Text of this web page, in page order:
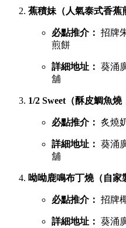
蕉積妹（人氣泰式香蕉
必點推介： 招牌
煎餅
詳細地址： 葵涌
舖
1/2 Sweet（酥皮鯛魚燒
必點推介： 炙燒
詳細地址： 葵涌
舖
呦呦鹿鳴布丁燒（自家
必點推介： 招牌
詳細地址： 葵涌